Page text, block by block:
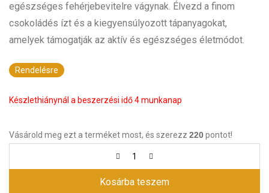
egészséges fehérjebevitelre vágynak. Élvezd a finom
csokoládés ízt és a kiegyensúlyozott tápanyagokat,
amelyek támogatják az aktív és egészséges életmódot.
Rendelésre
Készlethiánynál a beszerzési idő 4 munkanap
Vásárold meg ezt a terméket most, és szerezz 220pontot!
Kosárba teszem